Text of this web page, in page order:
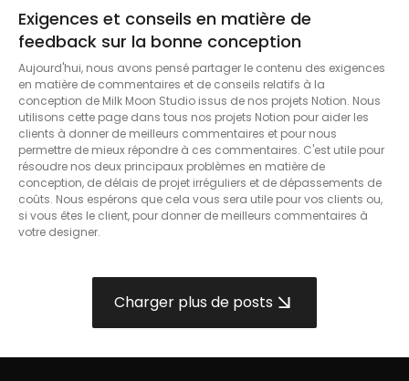
Exigences et conseils en matière de
feedback sur la bonne conception
Aujourd'hui, nous avons pensé partager le contenu des exigences
en matière de commentaires et de conseils relatifs à la
conception de Milk Moon Studio issus de nos projets Notion. Nous
utilisons cette page dans tous nos projets Notion pour aider les
clients à donner de meilleurs commentaires et pour nous
permettre de mieux répondre à ces commentaires. C'est utile pour
résoudre nos deux principaux problèmes en matière de
conception, de délais de projet irréguliers et de dépassements de
coûts. Nous espérons que cela vous sera utile pour vos clients ou,
si vous êtes le client, pour donner de meilleurs commentaires à
votre designer.
Charger plus de posts